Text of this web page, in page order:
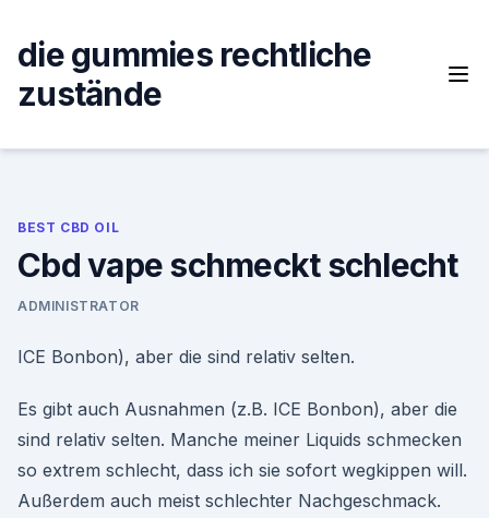
content
die gummies rechtliche
zustände
BEST CBD OIL
Cbd vape schmeckt schlecht
ADMINISTRATOR
ICE Bonbon), aber die sind relativ selten.
Es gibt auch Ausnahmen (z.B. ICE Bonbon), aber die
sind relativ selten. Manche meiner Liquids schmecken
so extrem schlecht, dass ich sie sofort wegkippen will.
Außerdem auch meist schlechter Nachgeschmack.